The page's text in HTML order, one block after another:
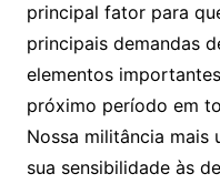
principal fator para
principais demandas
elementos
próximo período em
Nossa militância mais
sua sensibilidade às